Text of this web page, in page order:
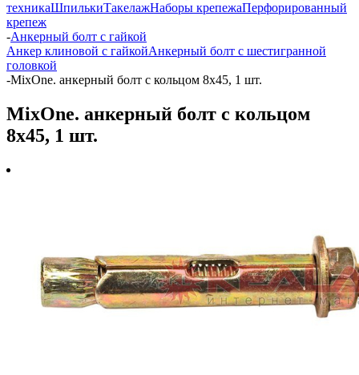
техникаШпилькиТакелажНаборы крепежаПерфорированный
крепеж
-Анкерный болт с гайкой
Анкер клиновой с гайкойАнкерный болт с шестигранной
головкой
-MixOne. анкерный болт с кольцом 8х45, 1 шт.
MixOne. анкерный болт с кольцом
8х45, 1 шт.